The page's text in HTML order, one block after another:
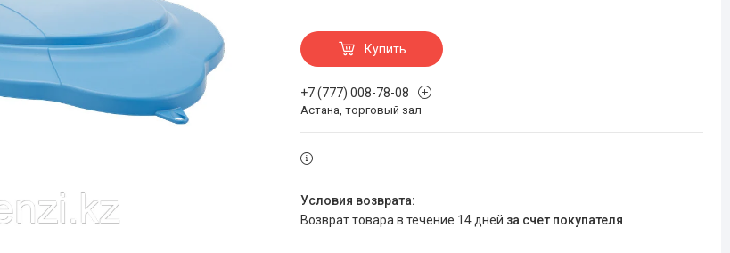
Купить
+7 (777) 008-78-08
Астана, торговый зал
возврат товара в течение 14 дней за счет покупателя